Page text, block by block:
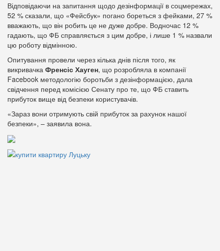
Відповідаючи на запитання щодо дезінформації в соцмережах,
52 % сказали, що «Фейсбук» погано бореться з фейками, 27 %
вважають, що він робить це не дуже добре. Водночас 12 %
гадають, що ФБ справляється з цим добре, і лише 1 % назвали
цю роботу відмінною.
Опитування провели через кілька днів після того, як
викривачка Френсіс Хауген, що розробляла в компанії
Facebook методологію боротьби з дезінформацією, дала
свідчення перед комісією Сенату про те, що ФБ ставить
прибуток вище від безпеки користувачів.
«Зараз вони отримують свій прибуток за рахунок нашої
безпеки», – заявила вона.